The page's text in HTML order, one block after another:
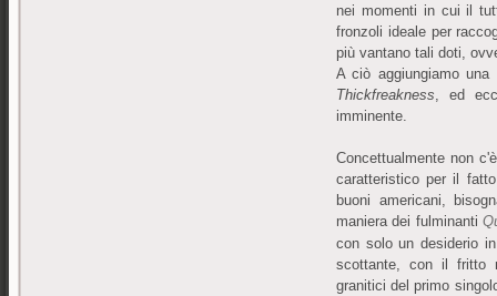
nei momenti in cui il
fronzoli ideale per
più vantano tali doti,
A ciò aggiungiamo
Thickfreakness, ed
imminente.
Concettualmente non
caratteristico per il
buoni americani,
maniera dei fulminanti
con solo un desiderio
scottante, con il fritto
granitici del primo